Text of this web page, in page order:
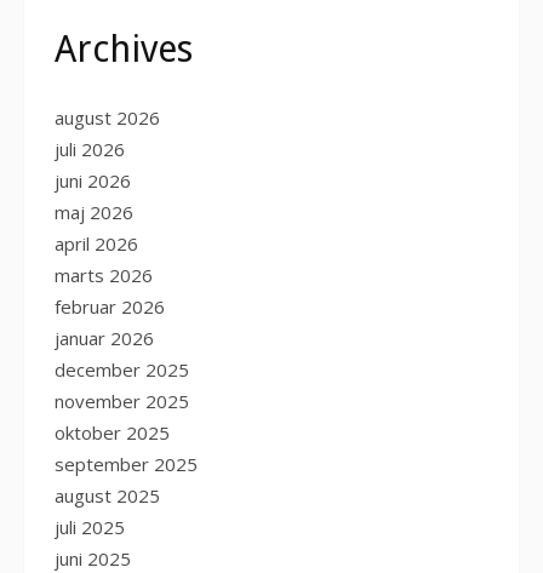
Archives
august 2026
juli 2026
juni 2026
maj 2026
april 2026
marts 2026
februar 2026
januar 2026
december 2025
november 2025
oktober 2025
september 2025
august 2025
juli 2025
juni 2025